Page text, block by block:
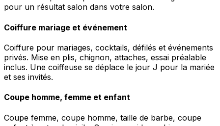
pour un résultat salon dans votre salon.
Coiffure mariage et événement
Coiffure pour mariages, cocktails, défilés et événements
privés. Mise en plis, chignon, attaches, essai préalable
inclus. Une coiffeuse se déplace le jour J pour la mariée
et ses invités.
Coupe homme, femme et enfant
Coupe femme, coupe homme, taille de barbe, coupe